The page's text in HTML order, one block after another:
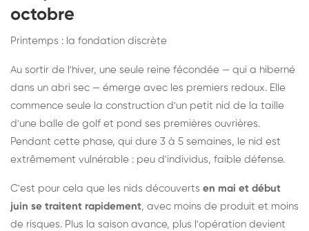
octobre
Printemps : la fondation discrète
Au sortir de l'hiver, une seule reine fécondée — qui a hiberné
dans un abri sec — émerge avec les premiers redoux. Elle
commence seule la construction d'un petit nid de la taille
d'une balle de golf et pond ses premières ouvrières.
Pendant cette phase, qui dure 3 à 5 semaines, le nid est
extrêmement vulnérable : peu d'individus, faible défense.
C'est pour cela que les nids découverts en mai et début
juin se traitent rapidement, avec moins de produit et moins
de risques. Plus la saison avance, plus l'opération devient